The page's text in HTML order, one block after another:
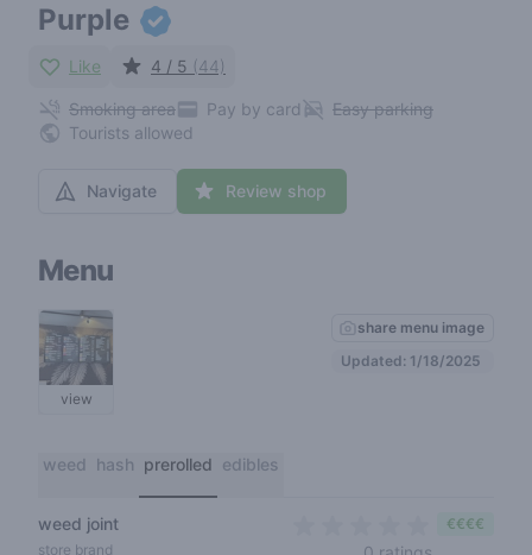
Purple
Like 4 / 5 (44)
Smoking area Pay by card
Easy parking
Tourists allowed
Navigate Review shop
Menu
view
share menu image
Updated: 1/18/2025
weed hash prerolled edibles
weed joint
store brand
€€€€